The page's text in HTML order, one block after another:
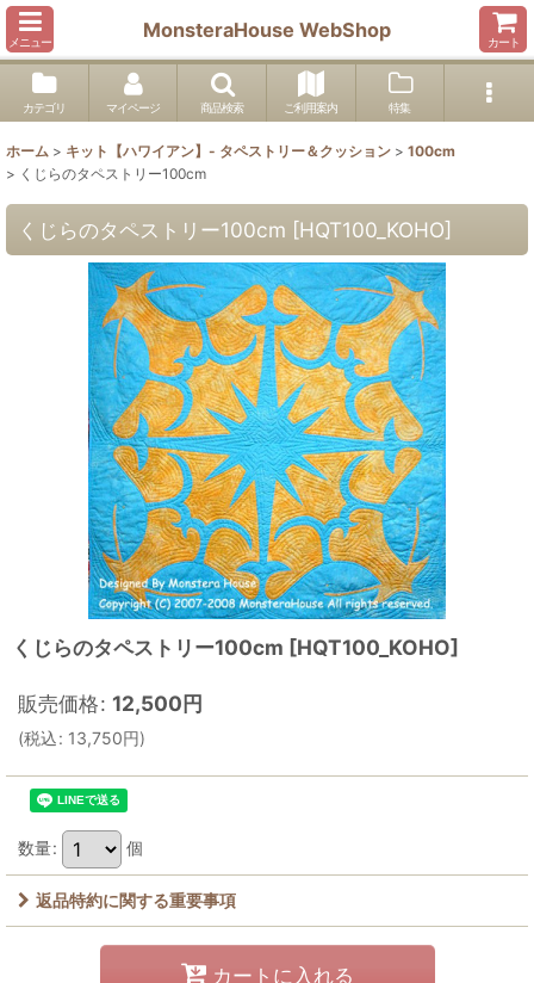
メニュー
MonsteraHouse WebShop
カート
カテゴリ マイページ 商品検索 ご利用案内 特集
ホーム > キット【ハワイアン】- タペストリー＆クッション > 100cm
> くじらのタペストリー100cm
くじらのタペストリー100cm [HQT100_KOHO]
くじらのタペストリー100cm [HQT100_KOHO]
販売価格: 12,500円
(税込: 13,750円)
数量: 個
返品特約に関する重要事項
カートに入れる